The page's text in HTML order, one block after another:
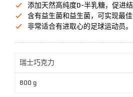
添加天然高纯度D-半乳糖，促进
含有益生菌和益生菌，可实现最
非常适合有进取心的足球运动员。